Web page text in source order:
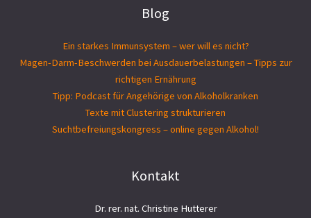
Blog
Ein starkes Immunsystem – wer will es nicht?
Magen-Darm-Beschwerden bei Ausdauerbelastungen – Tipps zur
richtigen Ernährung
Tipp: Podcast für Angehörige von Alkoholkranken
Texte mit Clustering strukturieren
Suchtbefreiungs­kongress – online gegen Alkohol!
Kontakt
Dr. rer. nat. Christine Hutterer